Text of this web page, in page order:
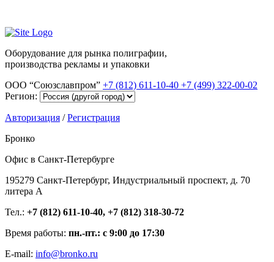
Оборудование для рынка полиграфии,
производства рекламы и упаковки
ООО “Союзславпром” +7 (812) 611-10-40 +7 (499) 322-00-02
Регион:
Авторизация /Регистрация
Бронко
Офис в Санкт-Петербурге
195279 Санкт-Петербург, Индустриальный проспект, д. 70
литера А
Тел.: +7 (812) 611-10-40, +7 (812) 318-30-72
Время работы: пн.-пт.: с 9:00 до 17:30
E-mail: info@bronko.ru